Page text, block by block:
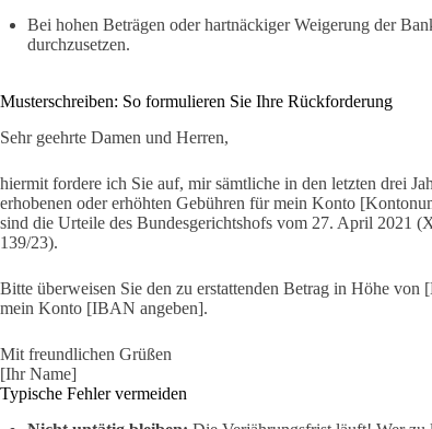
Bei hohen Beträgen oder hartnäckiger Weigerung der
durchzusetzen.
Musterschreiben: So formulieren Sie Ihre Rückforderung
Sehr geehrte Damen und Herren,
hiermit fordere ich Sie auf, mir sämtliche in den letzten drei
erhobenen oder erhöhten Gebühren für mein Konto
sind die Urteile des Bundesgerichtshofs vom 27. April 2021
139/23).
Bitte überweisen Sie den zu erstattenden Betrag in Höhe
mein Konto [IBAN angeben].
Mit freundlichen Grüßen
[Ihr Name]
Typische Fehler vermeiden